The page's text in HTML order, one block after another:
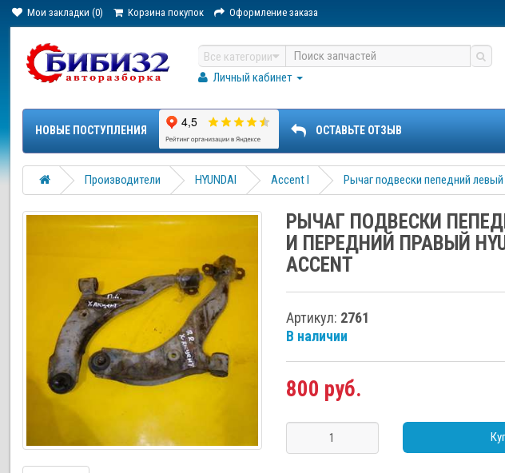
Мои закладки (0) Корзина покупок Оформление заказа
Все категории
Личный кабинет
НОВЫЕ ПОСТУПЛЕНИЯ ОСТАВЬТЕ ОТЗЫВ
Производители HYUNDAI Accent I Рычаг подвески пепедний
РЫЧАГ ПОДВЕСКИ
И ПЕРЕДНИЙ ПРАВЫЙ
ACCENT
Артикул: 2761
В наличии
800 руб.